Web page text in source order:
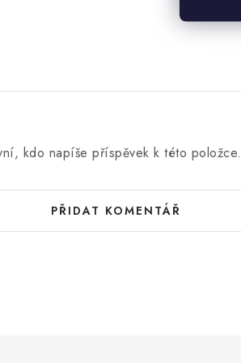
kdo napíše příspěvek k této položce.
PŘIDAT KOMENTÁŘ